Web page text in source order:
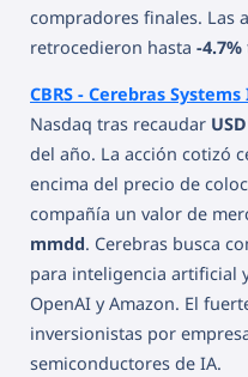
compradores finales. Las
retrocedieron hasta -4.7%
CBRS - Cerebras Systems
Nasdaq tras recaudar
del año. La acción cotizó
encima del precio de
compañía un valor de
mmdd. Cerebras busca
para inteligencia artificial
OpenAI y Amazon. El
inversionistas por
semiconductores de IA.